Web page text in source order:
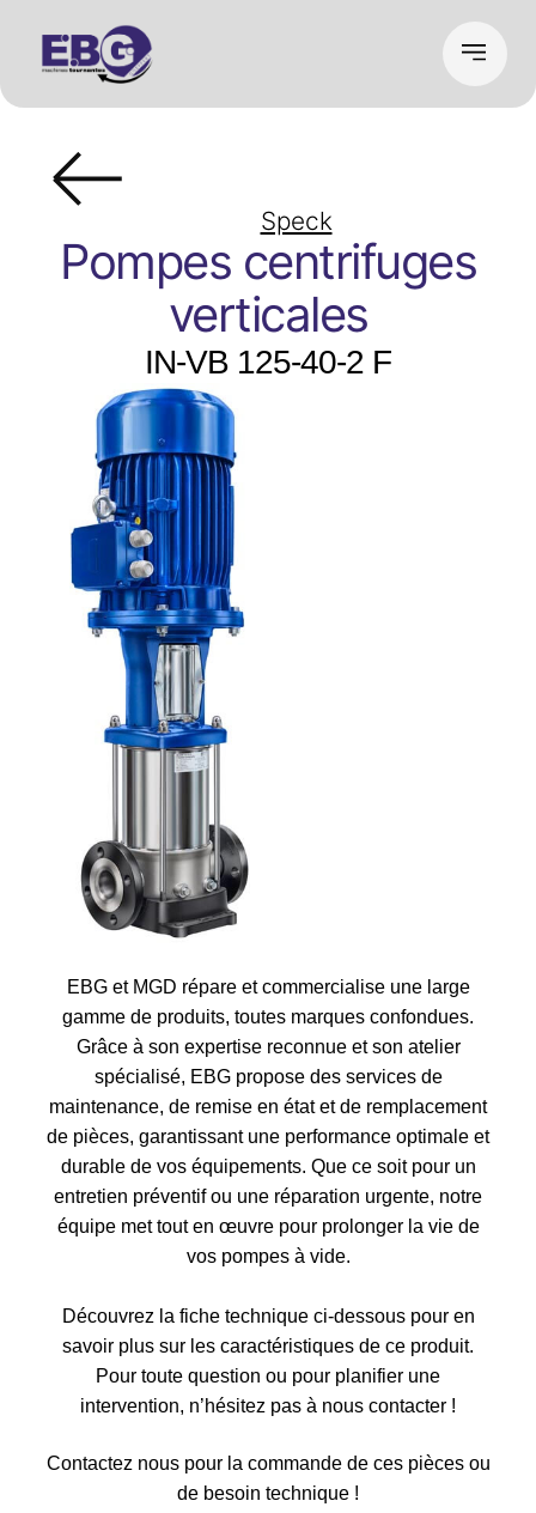
Speck
Pompes centrifuges
verticales
IN-VB 125-40-2 F
EBG et MGD répare et commercialise une large
gamme de produits, toutes marques confondues.
Grâce à son expertise reconnue et son atelier
spécialisé, EBG propose des services de
maintenance, de remise en état et de remplacement
de pièces, garantissant une performance optimale et
durable de vos équipements. Que ce soit pour un
entretien préventif ou une réparation urgente, notre
équipe met tout en œuvre pour prolonger la vie de
vos pompes à vide.
Découvrez la fiche technique ci-dessous pour en
savoir plus sur les caractéristiques de ce produit.
Pour toute question ou pour planifier une
intervention, n’hésitez pas à nous contacter !
Contactez nous pour la commande de ces pièces ou
de besoin technique !